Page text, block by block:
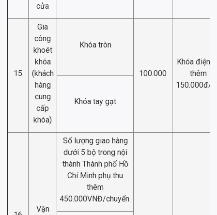
cửa
15
Gia
công
khoét
khóa
(khách
hàng
cung
cấp
khóa)
Khóa tròn
100.000
Khóa điện
thêm
150.000đ/
Khóa tay gạt
Vận
Số lượng giao hàng
dưới 5 bộ trong nội
thành Thành phố Hồ
Chí Minh phụ thu
thêm
450.000VNĐ/chuyến.